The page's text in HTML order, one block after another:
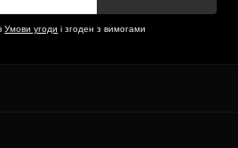
Умови угоди і згоден з вимогами